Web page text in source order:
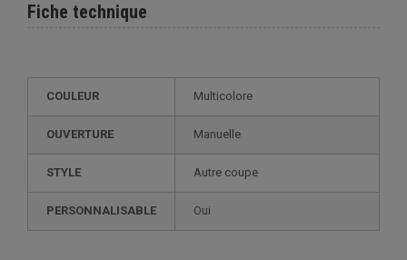
Fiche technique
COULEUR Multicolore
OUVERTURE Manuelle
STYLE autre coupe
PERSONNALISABLE oui